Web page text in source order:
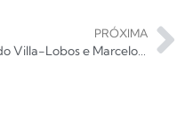
PRÓXIMA
Dado Villa-Lobos e Marcelo Bonfá dão início ao encerramento da turnê As V Estações